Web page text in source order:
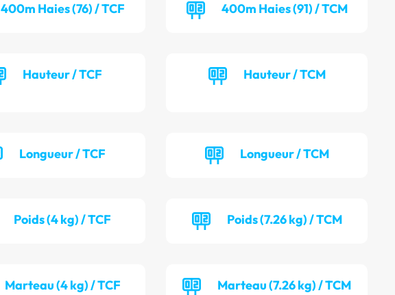
400m Haies (76) / TCF 400m Haies (91) / TCM
Hauteur / TCF Hauteur / TCM
Longueur / TCF Longueur / TCM
Poids (4 kg) / TCF Poids (7.26 kg) / TCM
Marteau (4 kg) / TCF Marteau (7.26 kg) / TCM